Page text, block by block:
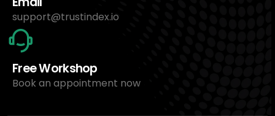
support@trustindex.io
Free Workshop
Book an appointment now